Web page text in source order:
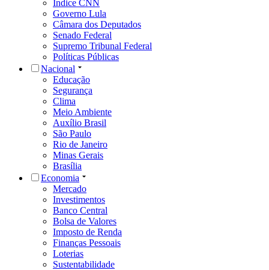
Índice CNN
Governo Lula
Câmara dos Deputados
Senado Federal
Supremo Tribunal Federal
Políticas Públicas
Nacional
Educação
Segurança
Clima
Meio Ambiente
Auxílio Brasil
São Paulo
Rio de Janeiro
Minas Gerais
Brasília
Economia
Mercado
Investimentos
Banco Central
Bolsa de Valores
Imposto de Renda
Finanças Pessoais
Loterias
Sustentabilidade